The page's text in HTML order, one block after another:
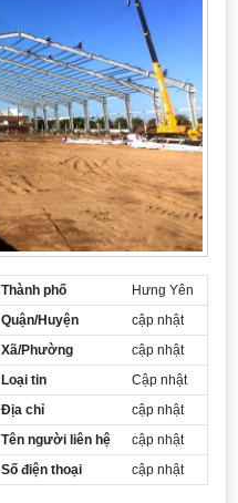
Thành phố
Hưng Yên
Quận/Huyện
cập nhật
Xã/Phường
cập nhật
Loại tin
Cập nhật
Địa chỉ
cập nhật
Tên người liên hệ
cập nhật
Số điện thoại
cập nhật